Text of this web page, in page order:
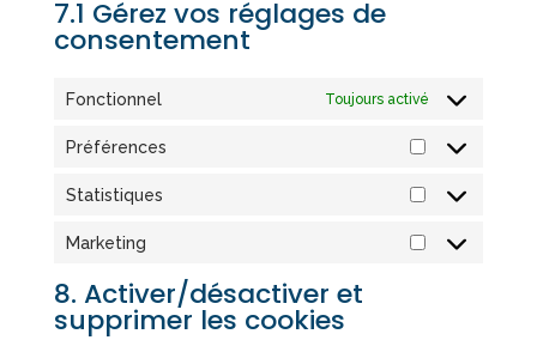
7.1 Gérez vos réglages de
consentement
Fonctionnel Toujours activé
Préférences
Préférences
Statistiques
Statistiques
Marketing
Marketing
8. Activer/désactiver et
supprimer les cookies